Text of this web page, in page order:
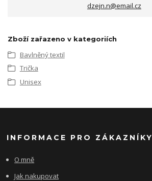
dzejn.n@email.cz
Zboží zařazeno v kategoriích
Bavlněný textil
Trička
Unisex
INFORMACE PRO ZÁKAZNÍKY
O mně
Jak nakupovat